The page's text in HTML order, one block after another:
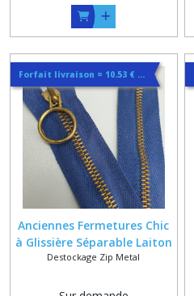
Forfait livraison = 10.53 € lettre suivie ou 14.44€ en colissimo quelque soit la quantité
Anciennes Fermetures Chic
à Glissière Séparable Laiton
6.2 mm sur Ruban Coton
Destockage Zip Metal